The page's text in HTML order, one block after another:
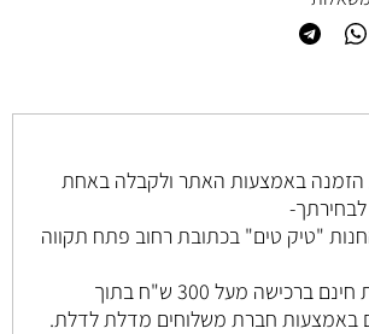
באמצעות האתר ולקבלה באחת
פתח תקווה
2.משלוח עד הבית חינם ברכישה מעל 300 ש"ח בתוך
באמצעות חברת משלוחים מדלת לדלת.